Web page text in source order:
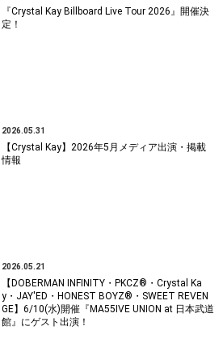
『Crystal Kay Billboard Live Tour 2026』開催決
定！
2026.05.31
【Crystal Kay】2026年5月メディア出演・掲載
情報
2026.05.21
【DOBERMAN INFINITY・PKCZ®・Crystal Ka
y・JAY'ED・HONEST BOYZ®・SWEET REVEN
GE】6/10(水)開催『MA55IVE UNION at 日本武道
館』にゲスト出演！